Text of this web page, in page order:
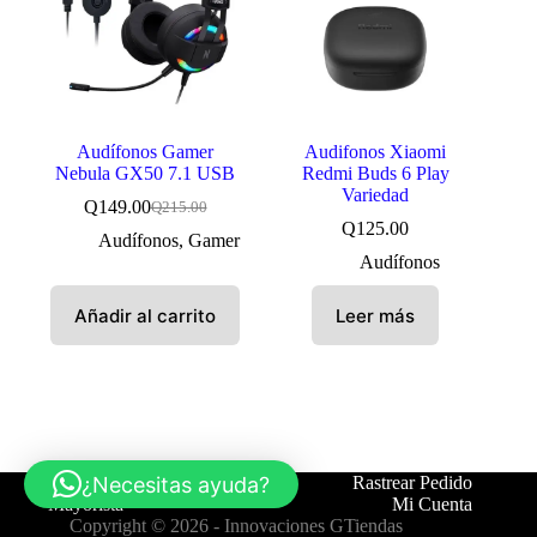
Audífonos Gamer
Nebula GX50 7.1 USB
Q215.00
El
precio
era:
Q149.00El
precio
es:
Audífonos,Gamer
Añadir al carrito
Audifonos Xiaomi
Redmi Buds 6 Play
Variedad
Q125.00
Audífonos
Leer más
Tienda Contáctanos
Rastrear Pedido
Mayorista
Mi Cuenta
Copyright © 2026 - Innovaciones GTiendas
¿Necesitas ayuda?